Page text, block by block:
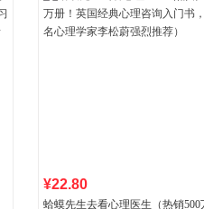
¥22.80
蛤蟆先生去看心理医生（热销500